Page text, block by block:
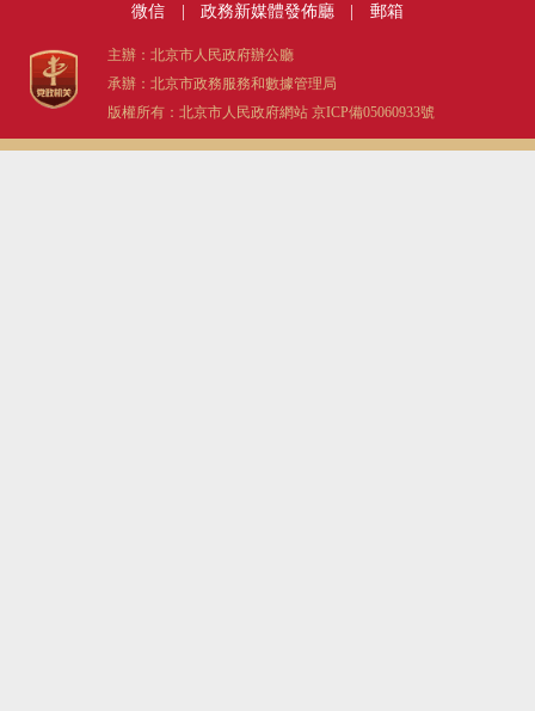
ENGLISH
DEUTSCH
微信 政務新媒體發佈廳 郵箱
主辦：北京市人民政府辦公廳
承辦：北京市政務服務和數據管理局
版權所有：北京市人民政府網站 京ICP備05060933號